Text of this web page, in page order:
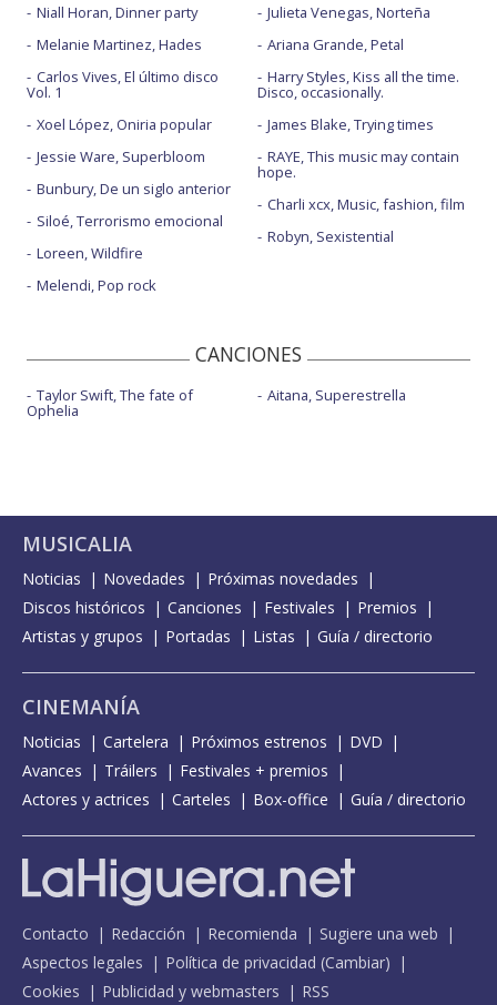
Niall Horan, Dinner party
Melanie Martinez, Hades
Carlos Vives, El último disco
Vol. 1
Xoel López, Oniria popular
Jessie Ware, Superbloom
Bunbury, De un siglo anterior
Siloé, Terrorismo emocional
Loreen, Wildfire
Melendi, Pop rock
Julieta Venegas, Norteña
Ariana Grande, Petal
Harry Styles, Kiss all the time.
Disco, occasionally.
James Blake, Trying times
RAYE, This music may contain
hope.
Charli xcx, Music, fashion, film
Robyn, Sexistential
CANCIONES
Taylor Swift, The fate of
Ophelia
Aitana, Superestrella
MUSICALIA
Noticias Novedades
Próximas novedades
Discos históricos
Canciones Festivales
Premios
Artistas y grupos
Portadas Listas Guía / directorio
CINEMANÍA
Noticias Cartelera Próximos estrenos
DVD
Avances
Tráilers
Festivales + premios
Actores y actrices
Carteles Box-office Guía / directorio
Contacto Redacción Recomienda
Sugiere una web
Aspectos legales
Política de privacidad (Cambiar)
Cookies
Publicidad y webmasters RSS